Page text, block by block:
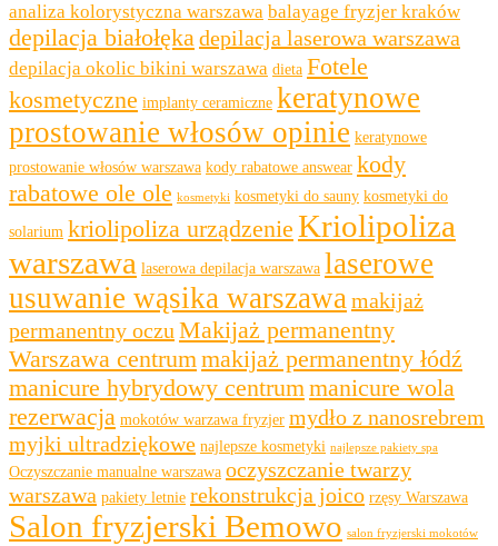
analiza kolorystyczna warszawa balayage fryzjer kraków
depilacja białołękadepilacja laserowa warszawa
depilacja okolic bikini warszawa dieta Fotele
kosmetyczne implanty ceramiczne keratynowe
prostowanie włosów opinie keratynowe
prostowanie włosów warszawa kody rabatowe answear kody
rabatowe ole ole kosmetyki kosmetyki do sauny kosmetyki do
solarium kriolipoliza urządzenie Kriolipoliza
warszawa laserowa depilacja warszawa laserowe
usuwanie wąsika warszawamakijaż
permanentny oczu Makijaż permanentny
Warszawa centrummakijaż permanentny łódź
manicure hybrydowy centrummanicure wola
rezerwacja mokotów warzawa fryzjer mydło z nanosrebrem
myjki ultradziękowe najlepsze kosmetyki najlepsze pakiety spa
Oczyszczanie manualne warszawa oczyszczanie twarzy
warszawa pakiety letnie rekonstrukcja joico rzęsy Warszawa
Salon fryzjerski Bemowo salon fryzjerski mokotów